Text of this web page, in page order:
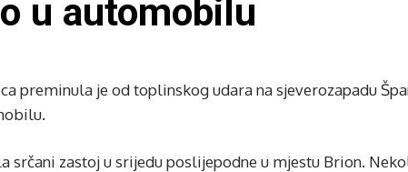
u automobilu
preminula je od toplinskog udara na sjeverozapadu
srčani zastoj u srijedu poslijepodne u mjestu Brion.